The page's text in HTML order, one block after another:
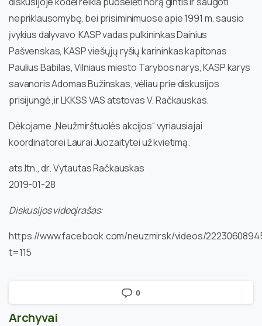
nepriklausomybę, bei prisiminimuose apie 1991 m. sausio
įvykius dalyvavo KASP vadas pulkininkas Dainius
Pašvenskas, KASP viešųjų ryšių karininkas kapitonas
Paulius Babilas, Vilniaus miesto Tarybos narys, KASP karys
savanoris Adomas Bužinskas, vėliau prie diskusijos
prisijungė ,ir LKKSS VAS atstovas V. Račkauskas.
Dėkojame „Neužmirštuolės akcijos“ vyriausiajai
koordinatorei Laurai Juozaitytei už kvietimą.
ats.ltn., dr. Vytautas Račkauskas
2019-01-28
Diskusijos videoįrašas:
https://www.facebook.com/neuzmirsk/videos/
t=115
0
Archyvai